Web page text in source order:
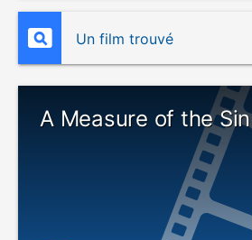
Un film trouvé
A Measure of the Sin